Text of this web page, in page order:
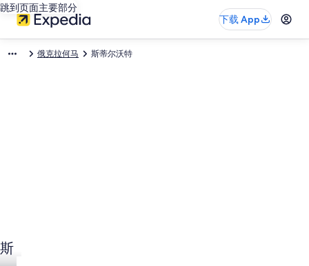
跳到页面主要部分
下载 App
俄克拉何马 斯蒂尔沃特
斯